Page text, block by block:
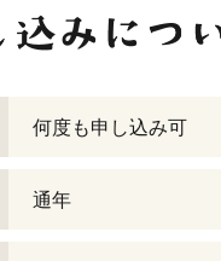
何度も申し込み可
通年